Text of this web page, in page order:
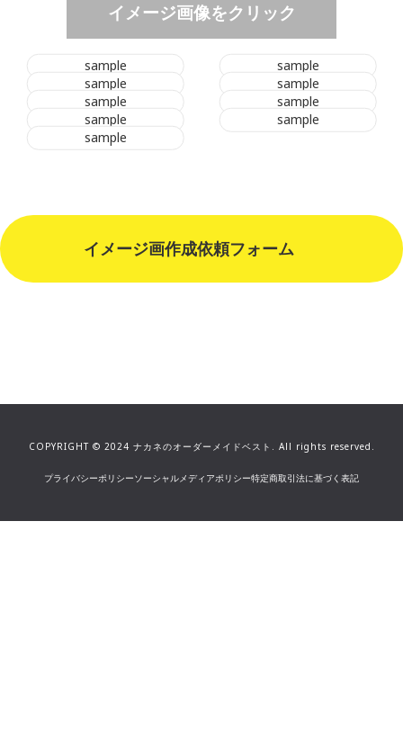
Nakane
Custom
Your Vest
イメージ画像をクリック
sample
sample
sample
sample
sample
sample
sample
sample
sample
イメージ画作成依頼フォーム
COPYRIGHT © 2024 ナカネのオーダーメイドベスト. All rights reserved.
プライバシーポリシーソーシャルメディアポリシー特定商取引法に基づく表記